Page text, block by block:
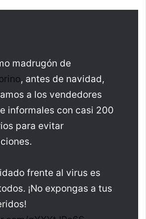
madrugón de
, antes de navidad,
a los vendedores
informales con casi 200
para evitar
frente al virus es
¡No expongas a tus